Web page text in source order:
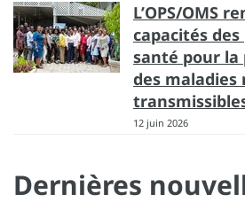
L’OPS/OMS
capacités
santé pour la
des maladies
12 juin 2026
Dernières